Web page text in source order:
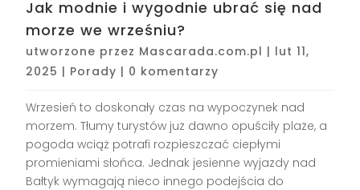
Jak modnie i wygodnie ubrać się nad
morze we wrześniu?
utworzone przez Mascarada.com.pl | lut 11,
2025 | Porady | 0 komentarzy
Wrzesień to doskonały czas na wypoczynek nad
morzem. Tłumy turystów już dawno opuściły plaże, a
pogoda wciąż potrafi rozpieszczać ciepłymi
promieniami słońca. Jednak jesienne wyjazdy nad
Bałtyk wymagają nieco innego podejścia do